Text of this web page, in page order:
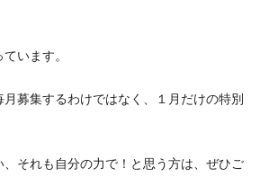
います。
募集するわけではなく、１月だけの特別
それも自分の力で！と思う方は、ぜひご